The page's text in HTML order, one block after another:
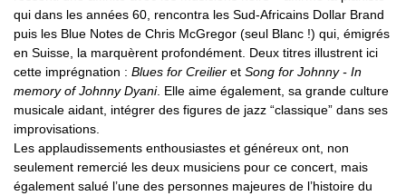
qui dans les années 60, rencontra les Sud-Africains Dollar Brand
puis les Blue Notes de Chris McGregor (seul Blanc !) qui, émigrés
en Suisse, la marquèrent profondément. Deux titres illustrent ici
cette imprégnation : Blues for Creilier et Song for Johnny - In
memory of Johnny Dyani. Elle aime également, sa grande culture
musicale aidant, intégrer des figures de jazz “classique” dans ses
improvisations.
Les applaudissements enthousiastes et généreux ont, non
seulement remercié les deux musiciens pour ce concert, mais
également salué l’une des personnes majeures de l’histoire du